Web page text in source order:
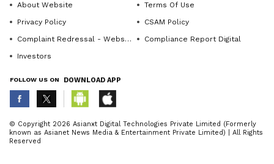
ಪರಿಚಯ: ಹಳೇಬೀಡಿನ ನಿವಾಸಿ ಎಚ್ .ಪರಮೇಶ್ ಹಾಗೂ
ಸುಮ (ತಾ.ಪಂ ಮಾಜಿ ಅಧ್ಯಕ್ಷೆ) ದಂಪತಿಯ ಎರಡನೇ
ಮಗನಾದ ಪ್ರಜ್ವಲ್ ಅವರು ಹಳೇಬೀಡಿನಲ್ಲಿ ಹುಟ್ಟಿ ಪ್ರಾಥಮಿಕ
ಮತ್ತು ಹೈಸ್ಕೂಲ್ ಹಳೇಬೀಡಿನ ಕಲ್ಪತರು ವಿದ್ಯಾಸಂಸ್ಥೆಯಲ್ಲಿ
ಓದಿ ನಂತರ ಪಿ.ಯು.ಸಿ ದಕ್ಷಿಣ ಕನ್ನಡದಲ್ಲಿ ಬಿ.ಬಿ.ಎ.ಯನ್ನು
ಬೆಂಗಳೂರಿನ ರೇವಾ ಕಾಲೇಜಿನಲ್ಲಿ ವಿದ್ಯಾಭ್ಯಾಸ
ಇರುವ ವ್ಯಕ್ತಿ .(ಅಂಗವಿಕಲತೆಯನ್ನು ಹೊಂದಿದ್ದಾರೆ) ಆದರೂ
ABOUT THE AUTHOR
K KannadaprabhaNewsNetwork
About Website
Terms Of Use
Privacy Policy
CSAM Policy
Complaint Redressal - Website
Compliance Report Digital
Investors
FOLLOW US ON DOWNLOAD APP
© Copyright 2026 Asianxt Digital Technologies Private Limited (Formerly
known as Asianet News Media & Entertainment Private Limited) | All Rights
Reserved